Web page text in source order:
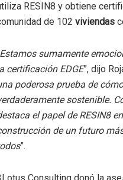
RESIN8 y obtiene
de 102 viviendas
Estamos sumamente
certificación EDGE”, dijo
poderosa prueba de
sostenible.
el papel de RESIN8
de un futuro
”.